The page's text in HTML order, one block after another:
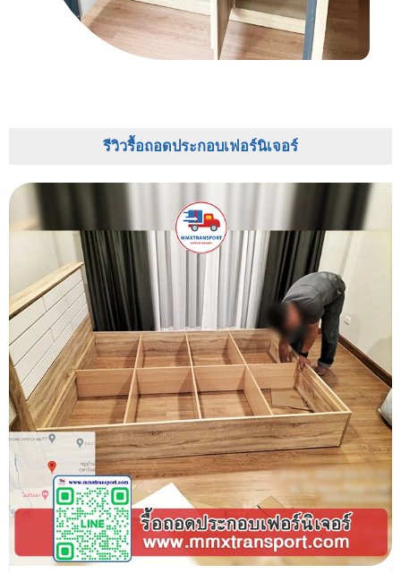
รีวิวรื้อถอดประกอบเฟอร์นิเจอร์